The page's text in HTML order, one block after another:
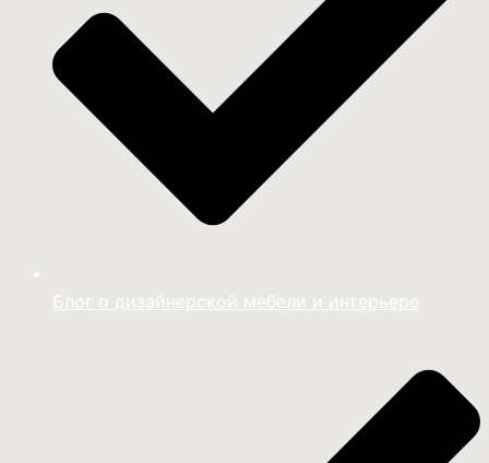
Блог о дизайнерской мебели и интерьере